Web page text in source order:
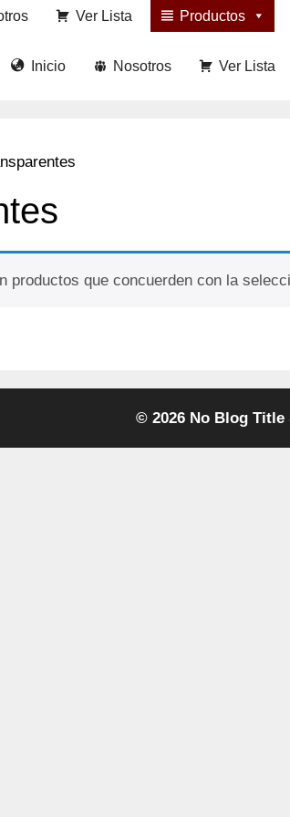
Ver Lista Productos
Inicio Nosotros Ver Lista
productos que concuerden con la
© 2026 No Blog Title